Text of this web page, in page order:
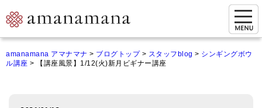
amanamana アマナマナ > ブログトップ> スタッフblog > シンギングボウ
ル講座 > 【講座風景】1/12(火)新月ビギナー講座